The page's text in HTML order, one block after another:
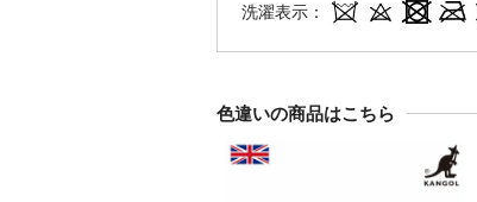
洗濯表示：
色違いの商品はこちら